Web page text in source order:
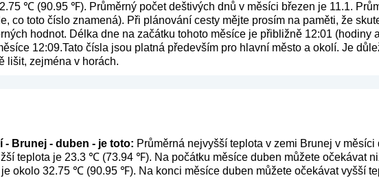
℃ (90.95 ℉). Průměrný počet deštivých dnů v měsíci březen je 11.1.
co toto číslo znamená). Při plánování cesty mějte prosím na paměti, že
hodnot. Délka dne na začátku tohoto měsíce je přibližně 12:01 (hodiny
12:09.Tato čísla jsou platná především pro hlavní město a okolí. Je
lišit, zejména v horách.
Brunej - duben - je toto: Průměrná nejvyšší teplota v zemi Brunej v
teplota je 23.3 ℃ (73.94 ℉). Na počátku měsíce duben můžete očekávat
okolo 32.75 ℃ (90.95 ℉). Na konci měsíce duben můžete očekávat vyšší